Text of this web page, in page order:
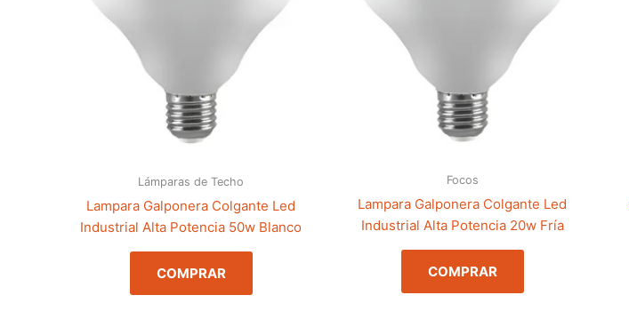
Lámparas de Techo
Lampara Galponera Colgante Led
Industrial Alta Potencia 50w Blanco
COMPRAR
Focos
Lampara Galponera Colgante Led
Industrial Alta Potencia 20w Fría
COMPRAR